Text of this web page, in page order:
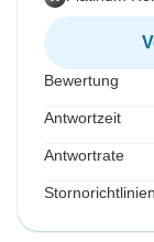
Bewertung
Antwortzeit
Antwortrate
Stornorichtlinien